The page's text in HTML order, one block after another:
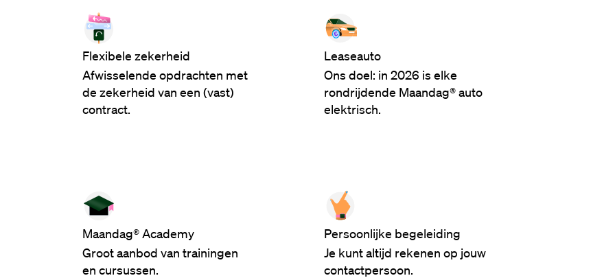
Flexibele zekerheid
Afwisselende opdrachten met
de zekerheid van een (vast)
contract.
Leaseauto
Ons doel: in 2026 is elke
rondrijdende Maandag® auto
elektrisch.
Maandag® Academy
Groot aanbod van trainingen
en cursussen.
Persoonlijke begeleiding
Je kunt altijd rekenen op jouw
contactpersoon.